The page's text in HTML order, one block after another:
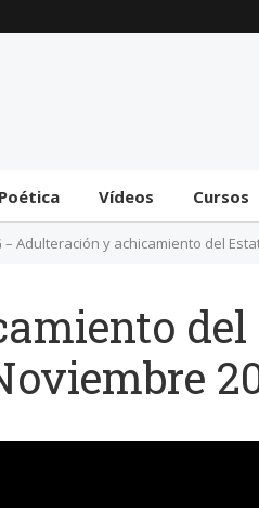
Vídeos Cursos
– Adulteración y achicamiento del
del